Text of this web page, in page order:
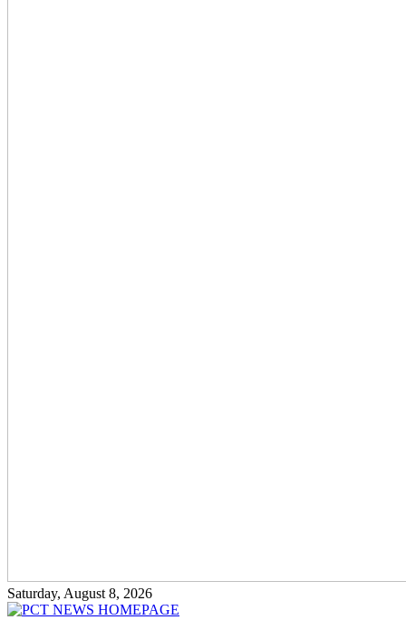
Saturday, August 8, 2026